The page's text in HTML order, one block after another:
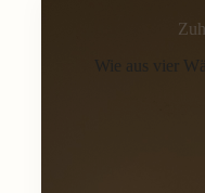
Wie aus vier